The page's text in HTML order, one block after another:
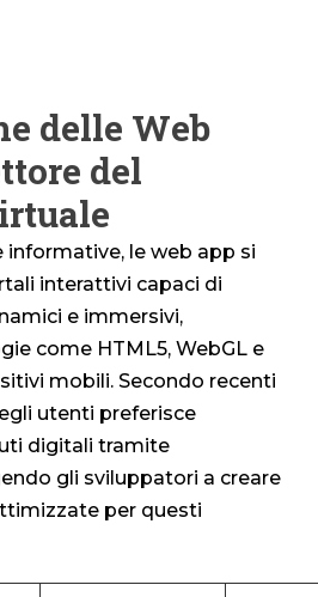
delle Web
del
informative, le web app si
interattivi capaci di
e immersivi,
come HTML5, WebGL e
mobili. Secondo recenti
utenti preferisce
digitali tramite
gli sviluppatori a creare
per questi